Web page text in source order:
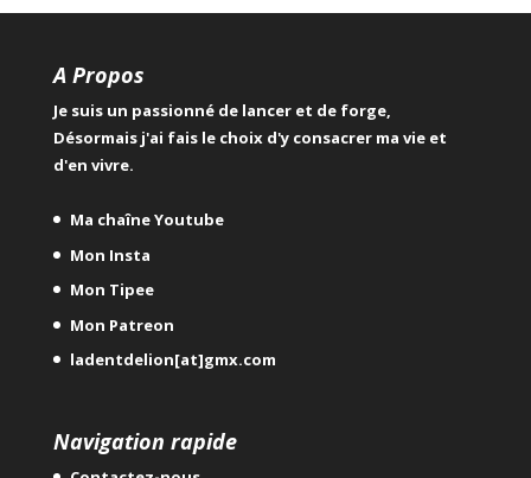
A Propos
Je suis un passionné de lancer et de forge,
Désormais j'ai fais le choix d'y consacrer ma vie et
d'en vivre.
Ma chaîne Youtube
Mon Insta
Mon Tipee
Mon Patreon
ladentdelion[at]gmx.com
Navigation rapide